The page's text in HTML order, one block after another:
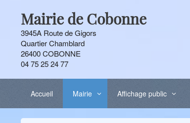
contenu
Mairie de Cobonne
3945A Route de Gigors
Quartier Chamblard
26400 COBONNE
04 75 25 24 77
Accueil Mairie Affichage public